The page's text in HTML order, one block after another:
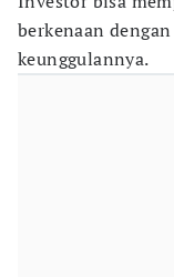
berkenaan
keunggulannya.